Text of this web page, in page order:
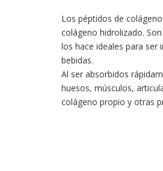
Los péptidos de
colágeno hidrolizado.
los hace ideales para
bebidas.
Al ser absorbidos
huesos, músculos,
colágeno propio y otras